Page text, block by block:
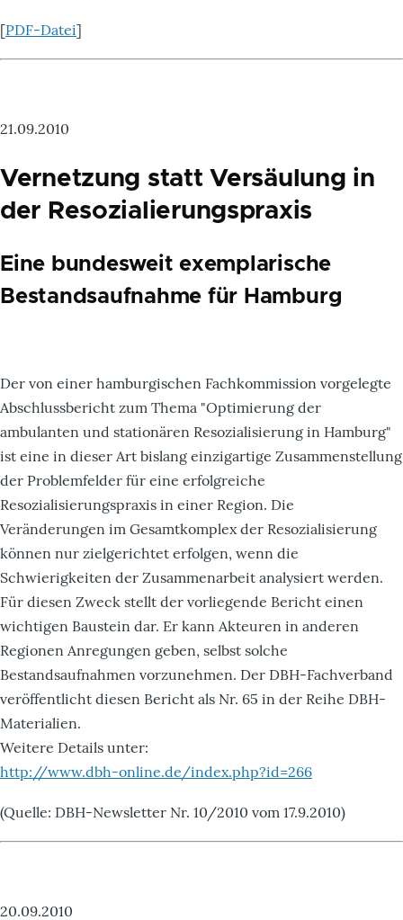
[PDF-Datei]
21.09.2010
Vernetzung statt Versäulung in
der Resozialierungspraxis
Eine bundesweit exemplarische
Bestandsaufnahme für Hamburg
Der von einer hamburgischen Fachkommission vorgelegte
Abschlussbericht zum Thema "Optimierung der
ambulanten und stationären Resozialisierung in Hamburg"
ist eine in dieser Art bislang einzigartige Zusammenstellung
der Problemfelder für eine erfolgreiche
Resozialisierungspraxis in einer Region. Die
Veränderungen im Gesamtkomplex der Resozialisierung
können nur zielgerichtet erfolgen, wenn die
Schwierigkeiten der Zusammenarbeit analysiert werden.
Für diesen Zweck stellt der vorliegende Bericht einen
wichtigen Baustein dar. Er kann Akteuren in anderen
Regionen Anregungen geben, selbst solche
Bestandsaufnahmen vorzunehmen. Der DBH-Fachverband
veröffentlicht diesen Bericht als Nr. 65 in der Reihe DBH-
Materialien.
Weitere Details unter:
http://www.dbh-online.de/index.php?id=266
(Quelle: DBH-Newsletter Nr. 10/2010 vom 17.9.2010)
20.09.2010